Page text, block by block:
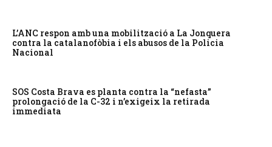
L’ANC respon amb una mobilització a La Jonquera
contra la catalanofòbia i els abusos de la Policia
Nacional
SOS Costa Brava es planta contra la “nefasta”
prolongació de la C-32 i n’exigeix la retirada
immediata